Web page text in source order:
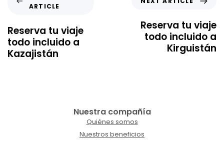
ARTICLE
Reserva tu viaje
todo incluido a
Kazajistán
Reserva tu viaje
todo incluido a
Kirguistán
Nuestra compañía
Quiénes somos
Nuestros beneficios